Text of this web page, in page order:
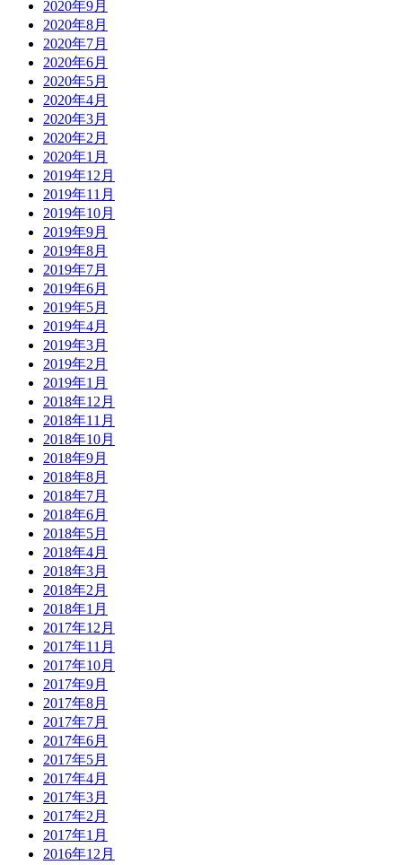
2020年9月
2020年8月
2020年7月
2020年6月
2020年5月
2020年4月
2020年3月
2020年2月
2020年1月
2019年12月
2019年11月
2019年10月
2019年9月
2019年8月
2019年7月
2019年6月
2019年5月
2019年4月
2019年3月
2019年2月
2019年1月
2018年12月
2018年11月
2018年10月
2018年9月
2018年8月
2018年7月
2018年6月
2018年5月
2018年4月
2018年3月
2018年2月
2018年1月
2017年12月
2017年11月
2017年10月
2017年9月
2017年8月
2017年7月
2017年6月
2017年5月
2017年4月
2017年3月
2017年2月
2017年1月
2016年12月